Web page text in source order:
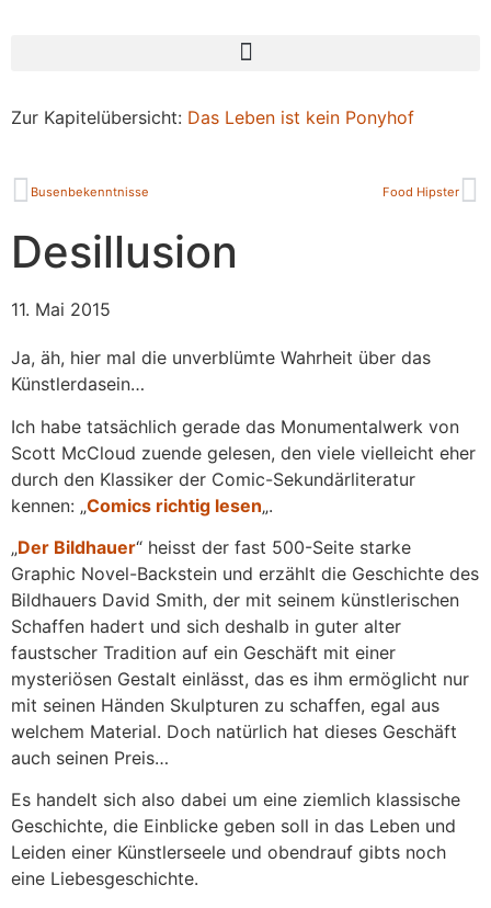
Zur Kapitelübersicht: Das Leben ist kein Ponyhof
Busenbekenntnisse Food Hipster
Desillusion
11. Mai 2015
Ja, äh, hier mal die unverblümte Wahrheit über das
Künstlerdasein…
Ich habe tatsächlich gerade das Monumentalwerk von
Scott McCloud zuende gelesen, den viele vielleicht eher
durch den Klassiker der Comic-Sekundärliteratur
kennen: „Comics richtig lesen„.
„Der Bildhauer“ heisst der fast 500-Seite starke
Graphic Novel-Backstein und erzählt die Geschichte des
Bildhauers David Smith, der mit seinem künstlerischen
Schaffen hadert und sich deshalb in guter alter
faustscher Tradition auf ein Geschäft mit einer
mysteriösen Gestalt einlässt, das es ihm ermöglicht nur
mit seinen Händen Skulpturen zu schaffen, egal aus
welchem Material. Doch natürlich hat dieses Geschäft
auch seinen Preis…
Es handelt sich also dabei um eine ziemlich klassische
Geschichte, die Einblicke geben soll in das Leben und
Leiden einer Künstlerseele und obendrauf gibts noch
eine Liebesgeschichte.